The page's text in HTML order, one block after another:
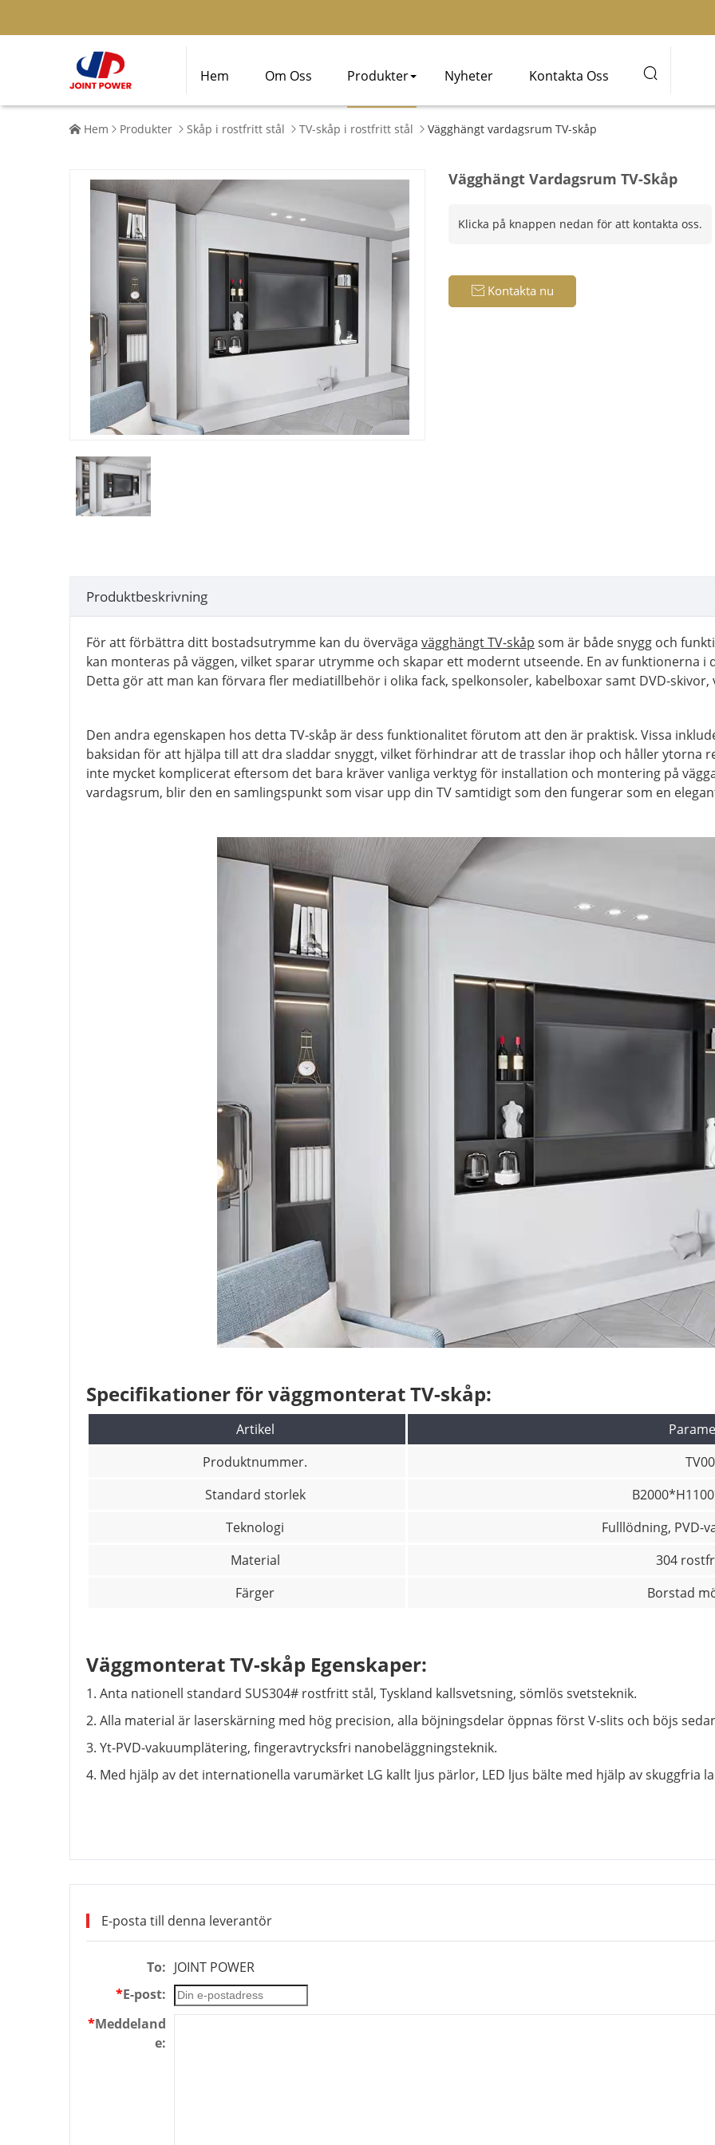
Hem Om Oss Produkter Nyheter Kontakta Oss 
 Hem  Produkter  Skåp i rostfritt stål  TV-skåp i rostfritt stål  Vägghängt vardagsrum TV-skåp
Vägghängt Vardagsrum TV-Skåp
Klicka på knappen nedan för att kontakta oss.
Kontakta nu
Produktbeskrivning
För att förbättra ditt bostadsutrymme kan du överväga vägghängt TV-skåp som är både snygg och
kan monteras på väggen, vilket sparar utrymme och skapar ett modernt utseende. En av funktionerna i
Detta gör att man kan förvara fler mediatillbehör i olika fack, spelkonsoler, kabelboxar samt DVD-
Den andra egenskapen hos detta TV-skåp är dess funktionalitet förutom att den är praktisk. Vissa
baksidan för att hjälpa till att dra sladdar snyggt, vilket förhindrar att de trasslar ihop och håller ytorna
inte mycket komplicerat eftersom det bara kräver vanliga verktyg för installation och montering på
vardagsrum, blir den en samlingspunkt som visar upp din TV samtidigt som den fungerar som en
Specifikationer för väggmonterat TV-skåp:
Artikel
Produktnummer.
Standard storlek
Teknologi
Fulllödning, PVD-
Material
304
Färger
Borstad
Väggmonterat TV-skåp Egenskaper:
1. Anta nationell standard SUS304# rostfritt stål, Tyskland kallsvetsning, sömlös svetsteknik.
2. Alla material är laserskärning med hög precision, alla böjningsdelar öppnas först V-slits och böjs
3. Yt-PVD-vakuumplätering, fingeravtrycksfri nanobeläggningsteknik.
4. Med hjälp av det internationella varumärket LG kallt ljus pärlor, LED ljus bälte med hjälp av skuggfria
E-posta till denna leverantör
To: JOINT POWER
*E-post:
*Meddeland
e: